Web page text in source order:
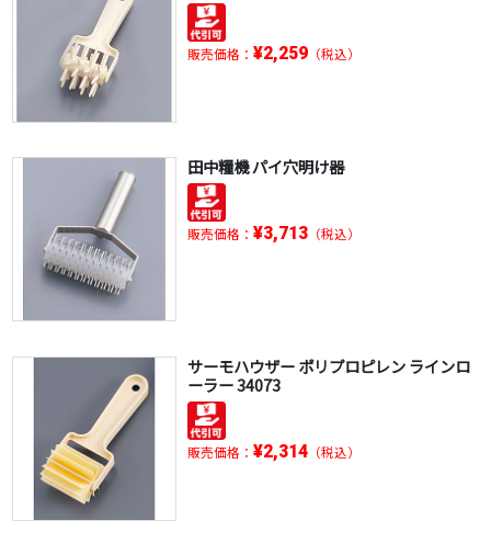
販売価格： ¥2,259（税込）
田中糧機 パイ穴明け器
販売価格： ¥3,713（税込）
サーモハウザー ポリプロピレン ラインロ
ーラー 34073
販売価格： ¥2,314（税込）